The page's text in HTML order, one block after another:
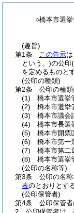
○橋本市選
(趣旨)
第1条
この告示
という。)の公印
を定めるものと
(公印の種類)
第2条
公印の種類
(1)
橋本市選挙
(2)
橋本市選挙
(3)
橋本市議会
(4)
橋本市長選
(5)
橋本市開票
(6)
橋本市第一
(7)
橋本市第二
(8)
橋本市選挙
(公印の名称等)
第3条
公印の名
表のとおりとする
(公印保管者)
第4条
公印保管者